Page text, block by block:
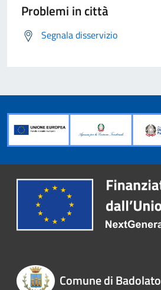
Problemi in città
Segnala disservizio
Comune di Badolato